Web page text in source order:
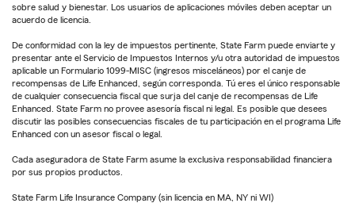
sobre salud y bienestar. Los usuarios de aplicaciones móviles deben aceptar un
acuerdo de licencia.
De conformidad con la ley de impuestos pertinente, State Farm puede enviarte y
presentar ante el Servicio de Impuestos Internos y/u otra autoridad de impuestos
aplicable un Formulario 1099-MISC (ingresos misceláneos) por el canje de
recompensas de Life Enhanced, según corresponda. Tú eres el único responsable
de cualquier consecuencia fiscal que surja del canje de recompensas de Life
Enhanced. State Farm no provee asesoría fiscal ni legal. Es posible que desees
discutir las posibles consecuencias fiscales de tu participación en el programa Life
Enhanced con un asesor fiscal o legal.
Cada aseguradora de State Farm asume la exclusiva responsabilidad financiera
por sus propios productos.
State Farm Life Insurance Company (sin licencia en MA, NY ni WI)